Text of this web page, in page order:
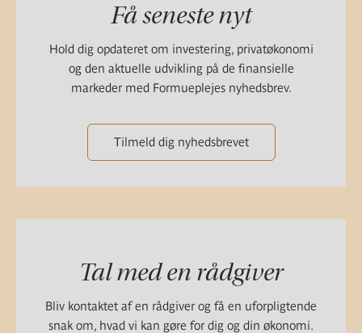
Få seneste nyt
Hold dig opdateret om investering, privatøkonomi
og den aktuelle udvikling på de finansielle
markeder med Formueplejes nyhedsbrev.
Tilmeld dig nyhedsbrevet
Tal med en rådgiver
Bliv kontaktet af en rådgiver og få en uforpligtende
snak om, hvad vi kan gøre for dig og din økonomi.